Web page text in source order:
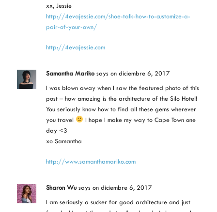
xx, Jessie
http://4evajessie.com/shoe-talk-how-to-customize-a-
pair-of-your-own/
http://4evajessie.com
Samantha Mariko says on diciembre 6, 2017
I was blown away when I saw the featured photo of this
post – how amazing is the architecture of the Silo Hotel!
You seriously know how to find all these gems wherever
you travel
I hope I make my way to Cape Town one
day <3
xo Samantha
http://www.samanthamariko.com
Sharon Wu says on diciembre 6, 2017
I am seriously a sucker for good architecture and just